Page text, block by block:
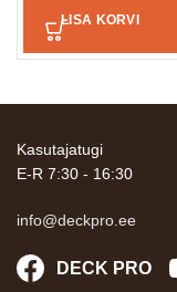
LISA KORVI
Kasutajatugi
E-R 7:30 - 16:30
info@deckpro.ee
DECK PRO